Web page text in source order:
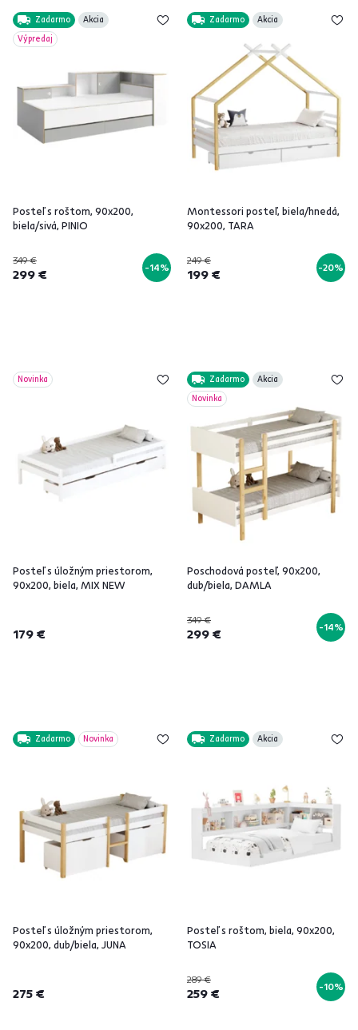
Zadarmo
Akcia
Výpredaj
Posteľ s roštom, 90x200,
biela/sivá, PINIO
349 €
299 € -14%
Zadarmo Akcia
Montessori posteľ, biela/hnedá,
90x200, TARA
249 €
199 € -20%
Novinka
Posteľ s úložným priestorom,
90x200, biela, MIX NEW
179 €
Zadarmo
Akcia
Novinka
Poschodová posteľ, 90x200,
dub/biela, DAMLA
349 €
299 € -14%
Zadarmo Novinka
Posteľ s úložným priestorom,
90x200, dub/biela, JUNA
275 €
Zadarmo Akcia
Posteľ s roštom, biela, 90x200,
TOSIA
289 €
259 € -10%